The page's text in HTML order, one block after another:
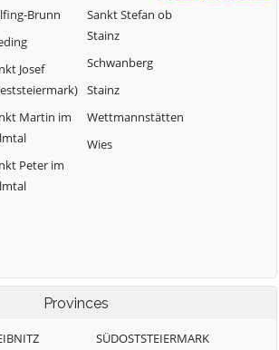
Brunn
Josef
Martin im
Peter im
Sankt Stefan ob
Stainz
Schwanberg
Stainz
Wettmannstätten
Wies
Provinces
SÜDOSTSTEIERMARK